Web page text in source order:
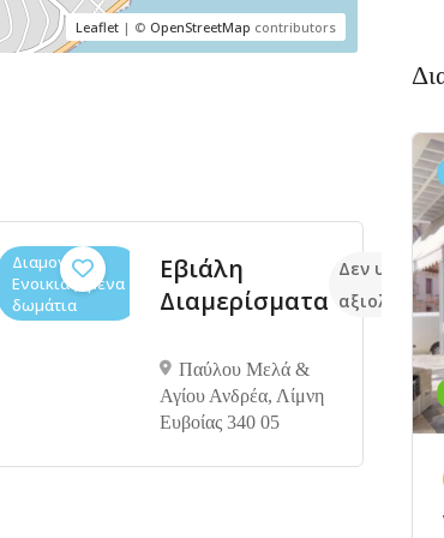
Leaflet| © OpenStreetMap contributors
Διαμονή,
Ενοικιαζόμενα
δωμάτια
Εβιάλη
Διαμερίσματα
Παύλου Μελά &
Αγίου Ανδρέα, Λίμνη
Ευβοίας 340 05
Δεν